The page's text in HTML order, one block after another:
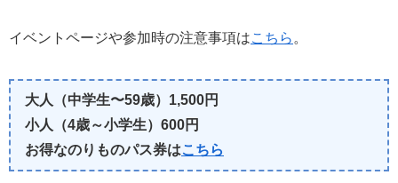
イベントページや参加時の注意事項はこちら 。
大人（中学生〜59歳）1,500円
小人（4歳～小学生）600円
お得なのりものパス券はこちら